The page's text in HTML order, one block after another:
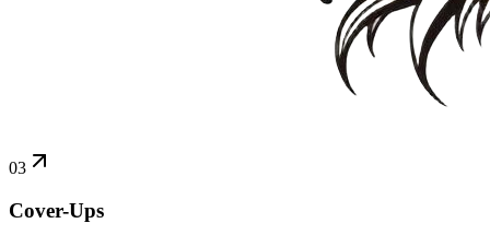
03
Cover-Ups